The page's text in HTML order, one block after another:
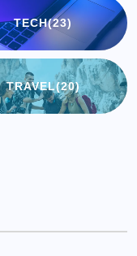
TECH(23)
TRAVEL(20)